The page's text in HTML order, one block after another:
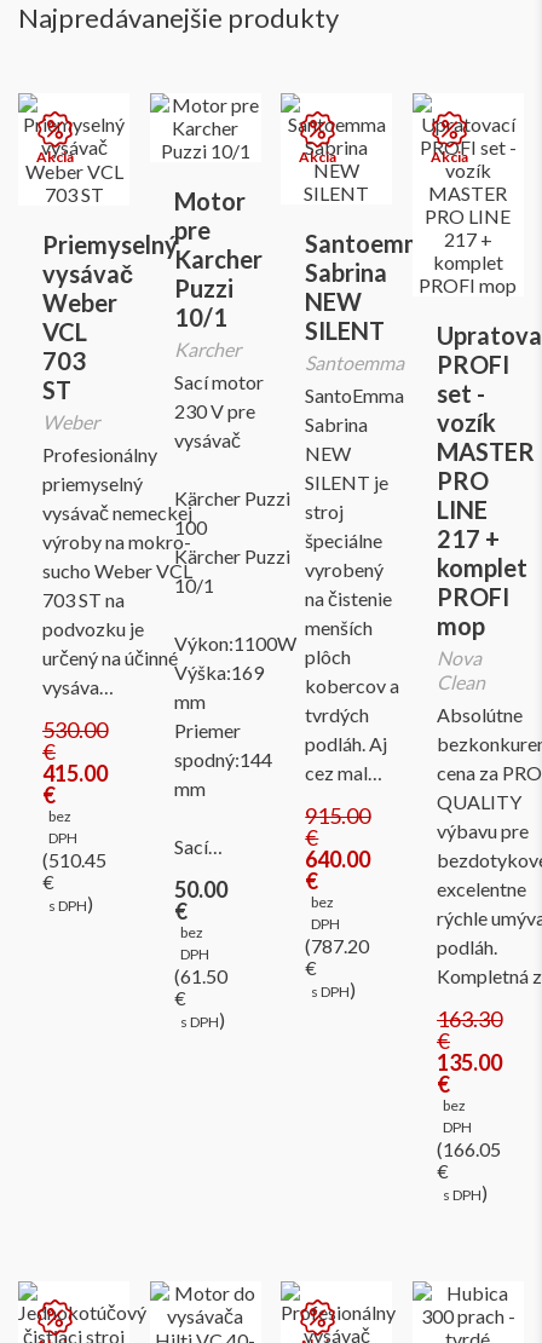
Najpredávanejšie produkty
Priemyselný
vysávač
Weber
VCL
703
ST
Weber
Profesionálny
priemyselný
vysávač nemeckej
výroby na mokro-
sucho Weber VCL
703 ST na
podvozku je
určený na účinné
vysáva…
530.00
€
415.00
€
bez
DPH
(510.45
€
s DPH)
Motor
pre
Karcher
Puzzi
10/1
Karcher
Sací motor
230 V pre
vysávač
Kärcher Puzzi
100
Kärcher Puzzi
10/1
Výkon:1100W
Výška:169
mm
Priemer
spodný:144
mm
Sací…
50.00
€
bez
DPH
(61.50
€
s DPH)
Santoemma
Sabrina
NEW
SILENT
Santoemma
SantoEmma
Sabrina
NEW
SILENT je
stroj
špeciálne
vyrobený
na čistenie
menších
plôch
kobercov a
tvrdých
podláh. Aj
cez mal…
915.00
€
640.00
€
bez
DPH
(787.20
€
s DPH)
PROFI
set -
vozík
MASTER
PRO
LINE
217 +
komplet
PROFI
mop
Nova
Clean
Absolútne
cena za
QUALITY
výbavu pre
excelentne
rýchle
podláh.
Kompletná
163.30
€
135.00
€
bez
DPH
(166.05
€
s DPH)